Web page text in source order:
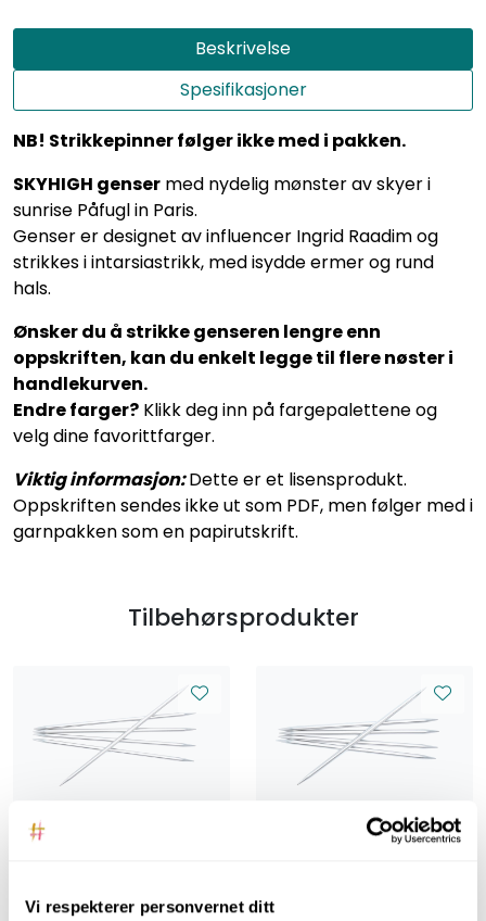
Vi respekterer personvernet ditt
Beskrivelse
Spesifikasjoner
NB! Strikkepinner følger ikke med i pakken.
SKYHIGH genser med nydelig mønster av skyer i
sunrise Påfugl in Paris.
Genser er designet av influencer Ingrid Raadim og
strikkes i intarsiastrikk, med isydde ermer og rund
hals.
Ønsker du å strikke genseren lengre enn
oppskriften, kan du enkelt legge til flere nøster i
handlekurven.
Endre farger? Klikk deg inn på fargepalettene og
velg dine favorittfarger.
Viktig informasjon:Dette er et lisensprodukt.
Oppskriften sendes ikke ut som PDF, men følger med i
garnpakken som en papirutskrift.
Tilbehørsprodukter
Aluminium
HOY